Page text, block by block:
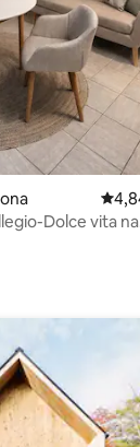
Dolce vita na